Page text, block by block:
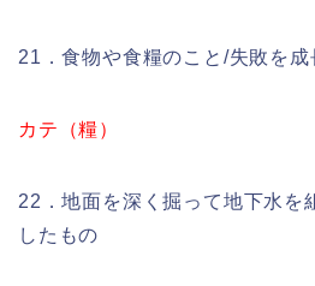
21．食物や食糧のこと/失敗を
カテ（糧）
22．地面を深く掘って地下水を
したもの